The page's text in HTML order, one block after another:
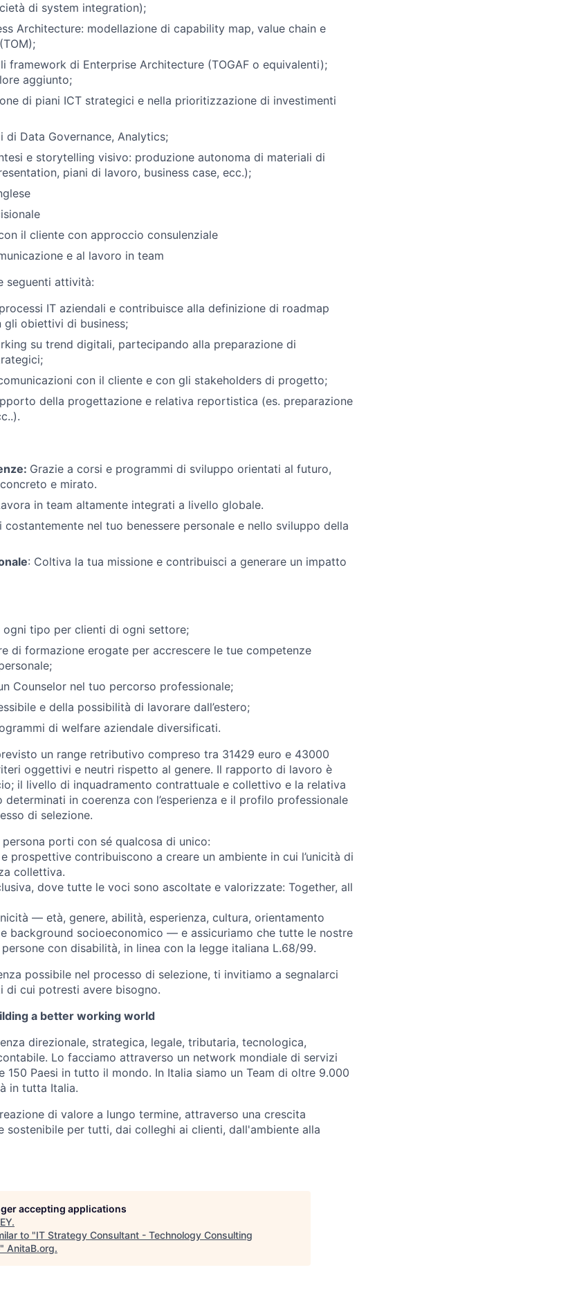
di system integration);
Architecture: modellazione di capability map, value chain e
framework di Enterprise Architecture (TOGAF o equivalenti);
aggiunto;
di piani ICT strategici e nella prioritizzazione di investimenti
di Data Governance, Analytics;
e storytelling visivo: produzione autonoma di materiali di
piani di lavoro, business case, ecc.);
il cliente con approccio consulenziale
e al lavoro in team
seguenti attività:
IT aziendali e contribuisce alla definizione di roadmap
gli obiettivi di business;
su trend digitali, partecipando alla preparazione di
con il cliente e con gli stakeholders di progetto;
della progettazione e relativa reportistica (es. preparazione
Grazie a corsi e programmi di sviluppo orientati al futuro,
e mirato.
in team altamente integrati a livello globale.
costantemente nel tuo benessere personale e nello sviluppo della
: Coltiva la tua missione e contribuisci a generare un impatto
tipo per clienti di ogni settore;
di formazione erogate per accrescere le tue competenze
Counselor nel tuo percorso professionale;
e della possibilità di lavorare dall’estero;
di welfare aziendale diversificati.
un range retributivo compreso tra 31429 euro e 43000
oggettivi e neutri rispetto al genere. Il rapporto di lavoro è
il livello di inquadramento contrattuale e collettivo e la relativa
in coerenza con l’esperienza e il profilo professionale
di selezione.
porti con sé qualcosa di unico:
prospettive contribuiscono a creare un ambiente in cui l’unicità di
collettiva.
dove tutte le voci sono ascoltate e valorizzate: Together, all
— età, genere, abilità, esperienza, cultura, orientamento
background socioeconomico — e assicuriamo che tutte le nostre
con disabilità, in linea con la legge italiana L.68/99.
possibile nel processo di selezione, ti invitiamo a segnalarci
di cui potresti avere bisogno.
a better working world
direzionale, strategica, legale, tributaria, tecnologica,
Lo facciamo attraverso un network mondiale di servizi
150 Paesi in tutto il mondo. In Italia siamo un Team di oltre 9.000
in tutta Italia.
di valore a lungo termine, attraverso una crescita
sostenibile per tutti, dai colleghi ai clienti, dall'ambiente alla
accepting applications
EY.
to "IT Strategy Consultant - Technology Consulting
" AnitaB.org.